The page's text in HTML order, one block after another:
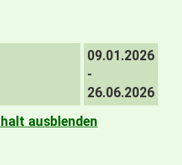
09.01.2026
-
26.06.2026
ausblenden